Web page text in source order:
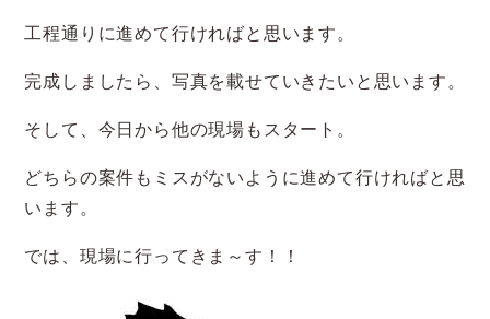
工程通りに進めて行ければと思います。
完成しましたら、写真を載せていきたいと思います。
そして、今日から他の現場もスタート。
どちらの案件もミスがないように進めて行ければと思
います。
では、現場に行ってきま～す！！